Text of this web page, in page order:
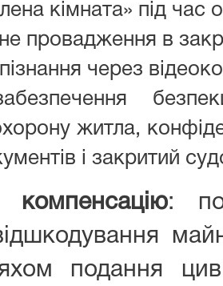
кімната» під час
провадження в
через
житла,
і закритий
:
подання